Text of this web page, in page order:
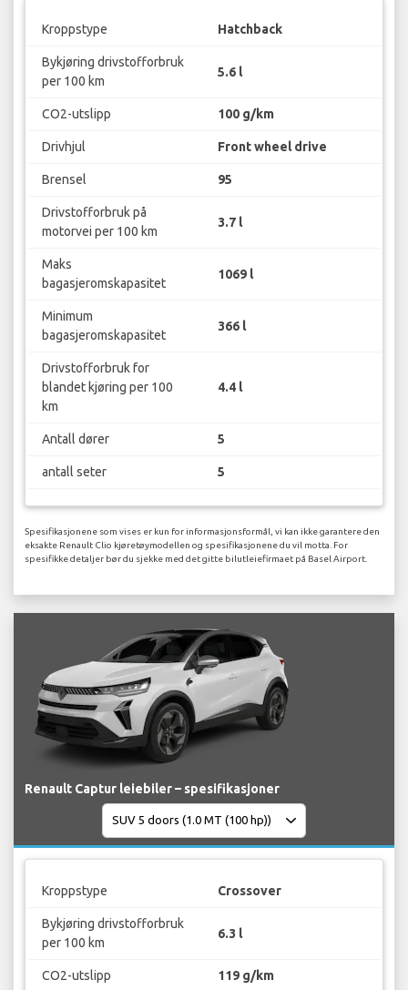
Kroppstype Hatchback
Bykjøring drivstofforbruk
per 100 km
5.6 l
CO2-utslipp 100 g/km
Drivhjul Front wheel drive
Brensel 95
Drivstofforbruk på
motorvei per 100 km
3.7 l
Maks
bagasjeromskapasitet
1069 l
Minimum
bagasjeromskapasitet
366 l
Drivstofforbruk for
blandet kjøring per 100
km
4.4 l
Antall dører 5
antall seter 5
Spesifikasjonene som vises er kun for informasjonsformål, vi kan ikke garantere den
eksakte Renault Clio kjøretøymodellen og spesifikasjonene du vil motta. For
spesifikke detaljer bør du sjekke med det gitte bilutleiefirmaet på Basel Airport.
Renault Captur leiebiler – spesifikasjoner
Kroppstype Crossover
Bykjøring drivstofforbruk
per 100 km
6.3 l
CO2-utslipp 119 g/km